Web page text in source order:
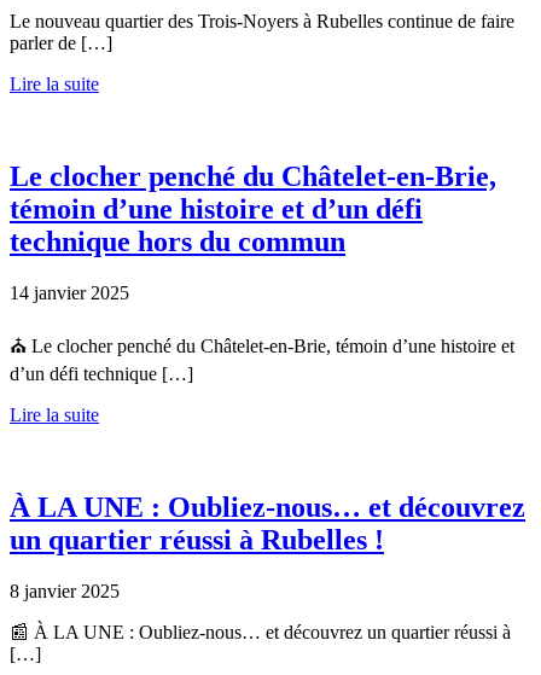
Le nouveau quartier des Trois-Noyers à Rubelles continue de faire
parler de […]
Lire la suite
Le clocher penché du Châtelet-en-Brie,
témoin d’une histoire et d’un défi
technique hors du commun
14 janvier 2025
⛪️ Le clocher penché du Châtelet-en-Brie, témoin d’une histoire et
d’un défi technique […]
Lire la suite
À LA UNE : Oubliez-nous… et découvrez
un quartier réussi à Rubelles !
8 janvier 2025
📰 À LA UNE : Oubliez-nous… et découvrez un quartier réussi à
[…]